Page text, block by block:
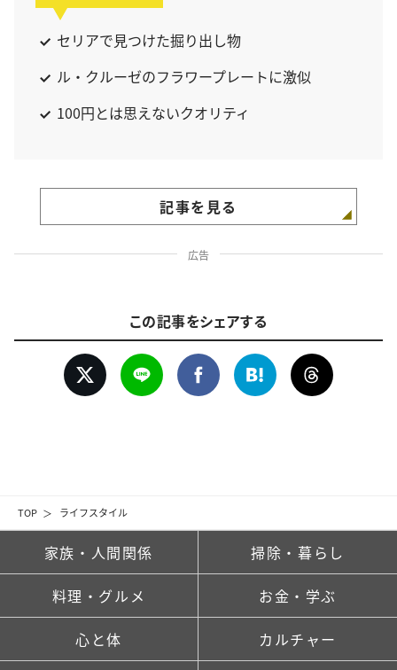
TOP ライフスタイル
セリアで見つけた掘り出し物
ル・クルーゼのフラワープレートに激似
100円とは思えないクオリティ
記事を見る
広告
この記事をシェアする
家族・人間関係 掃除・暮らし
料理・グルメ お金・学ぶ
心と体 カルチャー